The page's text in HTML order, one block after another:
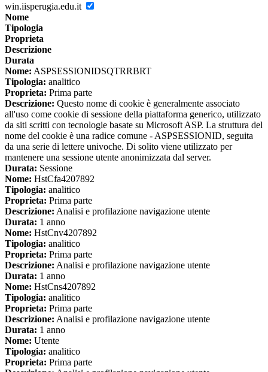
win.iisperugia.edu.it
Nome
Tipologia
Proprieta
Descrizione
Durata
Nome: ASPSESSIONIDSQTRRBRT
Tipologia: analitico
Proprieta: Prima parte
Descrizione: Questo nome di cookie è generalmente associato
all'uso come cookie di sessione della piattaforma generico, utilizzato
da siti scritti con tecnologie basate su Microsoft ASP. La struttura del
nome del cookie è una radice comune - ASPSESSIONID, seguita
da una serie di lettere univoche. Di solito viene utilizzato per
mantenere una sessione utente anonimizzata dal server.
Durata: Sessione
Nome: HstCfa4207892
Tipologia: analitico
Proprieta: Prima parte
Descrizione: Analisi e profilazione navigazione utente
Durata: 1 anno
Nome: HstCnv4207892
Tipologia: analitico
Proprieta: Prima parte
Descrizione: Analisi e profilazione navigazione utente
Durata: 1 anno
Nome: HstCns4207892
Tipologia: analitico
Proprieta: Prima parte
Descrizione: Analisi e profilazione navigazione utente
Durata: 1 anno
Nome: Utente
Tipologia: analitico
Proprieta: Prima parte